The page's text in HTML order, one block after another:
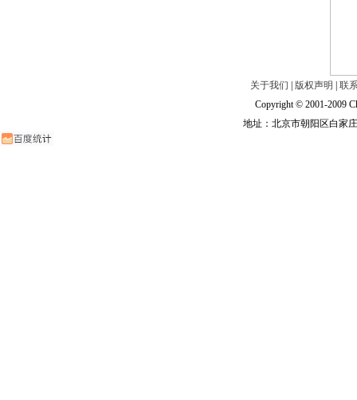
关于我们 版权声明
联
Copyright © 2001-2009
地址：北京市朝阳区白家